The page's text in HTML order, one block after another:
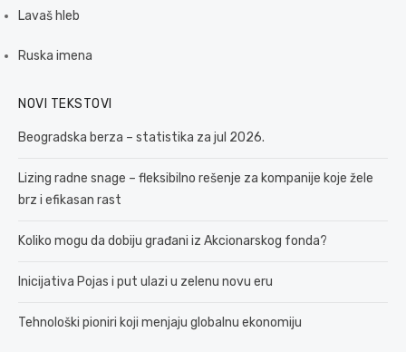
Lavaš hleb
Ruska imena
NOVI TEKSTOVI
Beogradska berza – statistika za jul 2026.
Lizing radne snage – fleksibilno rešenje za kompanije koje žele
brz i efikasan rast
Koliko mogu da dobiju građani iz Akcionarskog fonda?
Inicijativa Pojas i put ulazi u zelenu novu eru
Tehnološki pioniri koji menjaju globalnu ekonomiju